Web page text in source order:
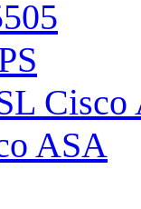
Cisco
ASA